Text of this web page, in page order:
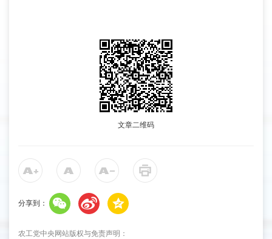
文章二维码
分享到：
农工党中央网站版权与免责声明：